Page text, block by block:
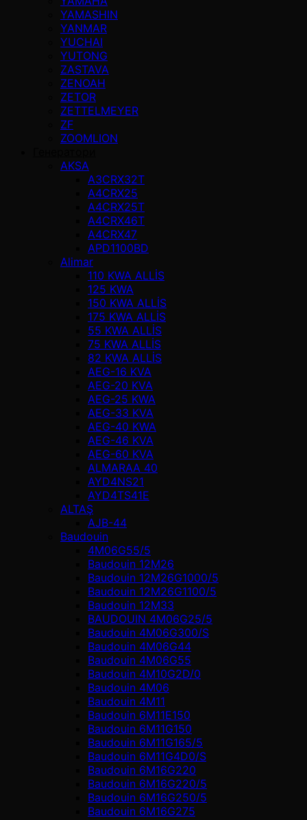
YAMASHIN
YANMAR
YUCHAI
YUTONG
ZASTAVA
ZENOAH
ZETOR
ZETTELMEYER
ZF
ZOOMLION
AKSA
A3CRX32T
A4CRX25
A4CRX25T
A4CRX46T
A4CRX47
APD1100BD
Alimar
110 KWA ALLİS
125 KWA
150 KWA ALLİS
175 KWA ALLİS
55 KWA ALLİS
75 KWA ALLİS
82 KWA ALLİS
AEG-16 KVA
AEG-20 KVA
AEG-25 KWA
AEG-33 KVA
AEG-40 KWA
AEG-46 KVA
AEG-60 KVA
ALMARAA 40
AYD4NS21
AYD4TS41E
ALTAŞ
AJB-44
Baudouin
4M06G55/5
Baudouin 12M26
Baudouin 12M26G1000/5
Baudouin 12M26G1100/5
Baudouin 12M33
BAUDOUIN 4M06G25/5
Baudouin 4M06G300/S
Baudouin 4M06G44
Baudouin 4M06G55
Baudouin 4M10G2D/0
Baudouin 4М06
Baudouin 4М11
Baudouin 6M11E150
Baudouin 6M11G150
Baudouin 6M11G165/5
Baudouin 6M11G4D0/S
Baudouin 6M16G220
Baudouin 6M16G220/5
Baudouin 6M16G250/5
Baudouin 6M16G275